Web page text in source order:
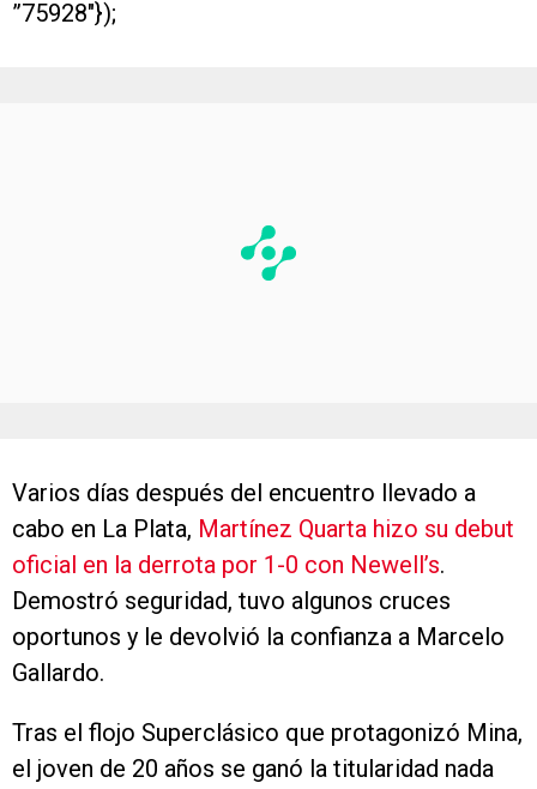
”75928″});
Varios días después del encuentro llevado a
cabo en La Plata, Martínez Quarta hizo su debut
oficial en la derrota por 1-0 con Newell’s.
Demostró seguridad, tuvo algunos cruces
oportunos y le devolvió la confianza a Marcelo
Gallardo.
Tras el flojo Superclásico que protagonizó Mina,
el joven de 20 años se ganó la titularidad nada